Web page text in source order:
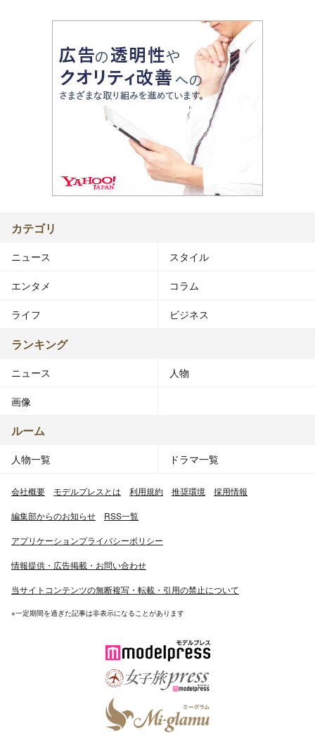
カテゴリ
ニュース スタイル
エンタメ コラム
ライフ ビジネス
ランキング
ニュース 人物
画像
ルーム
人物一覧 ドラマ一覧
会社概要 モデルプレスとは 利用規約 推奨環境 採用情報
編集部からのお知らせ RSS一覧
アプリケーションプライバシーポリシー
情報提供・広告掲載・お問い合わせ
当サイトコンテンツの無断複写・転載・引用の禁止について
※一定期間を過ぎた記事は非表示になることがあります